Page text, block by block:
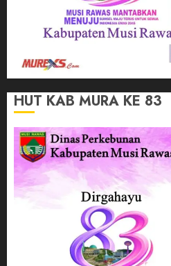
HUT KAB MURA KE 83